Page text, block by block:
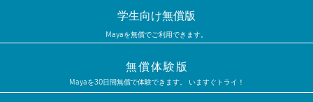
学生向け無償版
Mayaを無償でご利用できます。
無償体験版
Mayaを30日間無償で体験できます。 いますぐトライ！